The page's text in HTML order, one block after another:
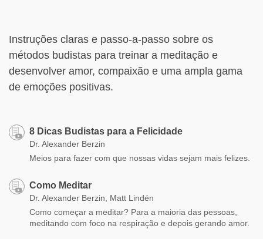
Instruções claras e passo-a-passo sobre os
métodos budistas para treinar a meditação e
desenvolver amor, compaixão e uma ampla gama
de emoções positivas.
8 Dicas Budistas para a Felicidade
Dr. Alexander Berzin
Meios para fazer com que nossas vidas sejam mais felizes.
Como Meditar
Dr. Alexander Berzin, Matt Lindén
Como começar a meditar? Para a maioria das pessoas,
meditando com foco na respiração e depois gerando amor.